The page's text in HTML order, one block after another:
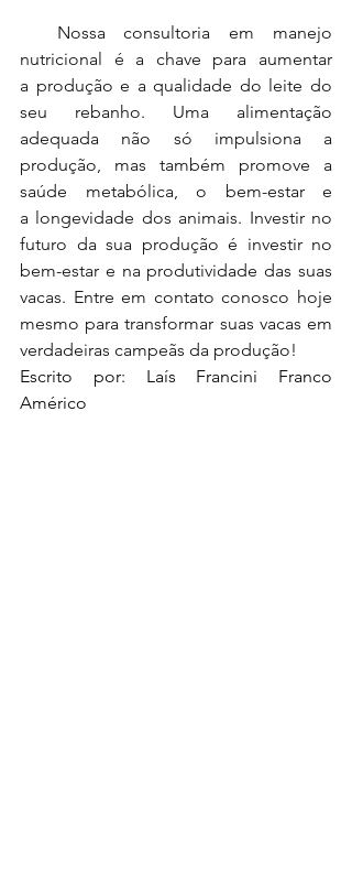
Nossa consultoria em manejo
nutricional é a chave para aumentar
a produção e a qualidade do leite do
seu rebanho. Uma alimentação
adequada não só
impulsiona a
produção, mas também promove a
saúde metabólica, o bem-estar e
a longevidade dos animais. Investir no
futuro da sua produção é investir no
bem-estar e na produtividade das suas
vacas. Entre em contato conosco hoje
mesmo para transformar suas vacas em
verdadeiras campeãs da produção!
Escrito por: Laís Francini Franco
Américo